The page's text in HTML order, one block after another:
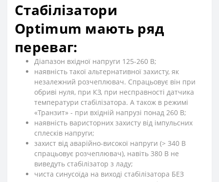
Стабілізатори
Optimum мають ряд
переваг:
Діапазон вхідної напруги 125-260 В;
наявність такої альтернативної захисту, як
незалежний розчеплювач. Спрацьовує він при
обриві нуля, при КЗ, при несправності датчика
температури стабілізатора. А також в режимі
«Транзит» - при вхідній напрузі понад 260 В;
наявність варисторних захисту від імпульсних
сплесків напруги;
захист від аварійно-високої напруги (> 340 В
спрацьовує розчеплювач), навіть 380 В не
виведуть стабілізатор з ладу;
чиста синусоїда на виході стабілізатора БЕЗ